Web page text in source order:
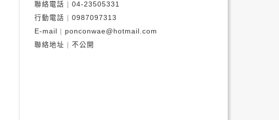
聯絡電話
04-23505331
行動電話
0987097313
E-mail
ponconwae@hotmail.com
聯絡地址
不公開